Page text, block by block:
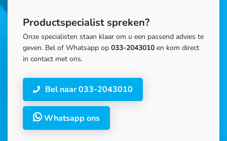
Productspecialist spreken?
Onze specialisten staan klaar om u een passend advies te
geven. Bel of Whatsapp op 033-2043010 en kom direct
in contact met ons.
Bel naar 033-2043010
Whatsapp ons